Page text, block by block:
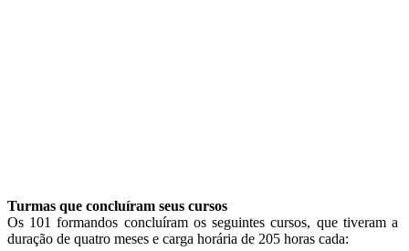
Turmas que concluíram seus cursos
Os 101 formandos concluíram os seguintes cursos, que tiveram a
duração de quatro meses e carga horária de 205 horas cada: